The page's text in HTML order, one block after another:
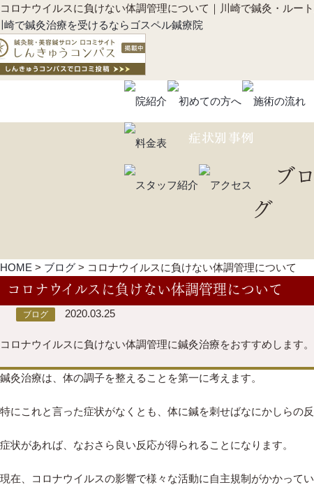
コロナウイルスに負けない体調管理について｜川崎で鍼灸・ルー
ブロ
グ
HOME > ブログ > コロナウイルスに負けない体調管理について
コロナウイルスに負けない体調管理について
ブログ 2020.03.25
コロナウイルスに負けない体調管理に鍼灸治療をおすすめします。
鍼灸治療は、体の調子を整えることを第一に考えます。
特にこれと言った症状がなくとも、体に鍼を刺せばなにかしらの
症状があれば、なおさら良い反応が得られることになります。
現在、コロナウイルスの影響で様々な活動に自主規制がかかってい